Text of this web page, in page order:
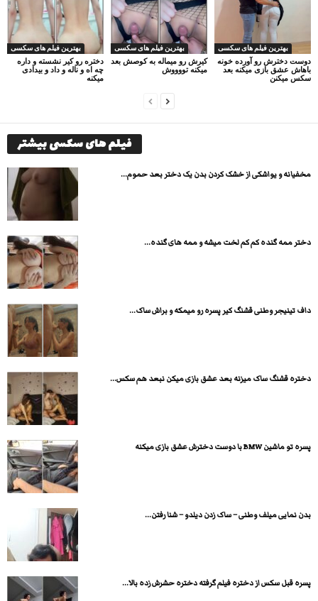
بهترین فیلم های سکسی
دختره رو کیر نشسته و داره
چه اه و ناله و داد و بیدادی
میکنه
بهترین فیلم های سکسی
کیرش رو میماله به کوصش بعد
میکنه تووووش
بهترین فیلم های سکسی
دوست دخترش رو آورده خونه
باهاش عشق بازی میکنه بعد
سکس میکنن
فیلم های سکسی بیشتر
مخفیانه و یواشکی از خشک کردن بدن یک دختر بعد حموم...
دختر ممه گنده کم کم لخت میشه و ممه های گنده...
داف تینیجر وطنی قشنگ کیر پسره رو میمکه و براش ساک...
دختره قشنگ ساک میزنه بعد عشق بازی میکن نبعد هم سکس...
پسره تو ماشین BMW با دوست دخترش عشق بازی میکنه
بدن نمایی میلف وطنی – ساک زدن دیلدو – شنا رفتن...
پسره قبل سکس از دختره فیلم گرفته دختره حشرش زده بالا...